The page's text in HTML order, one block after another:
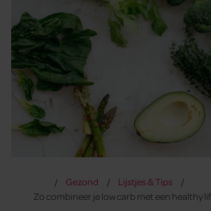
Gezond
Lijstjes & Tips
Zo combineer je low carb met een healthy